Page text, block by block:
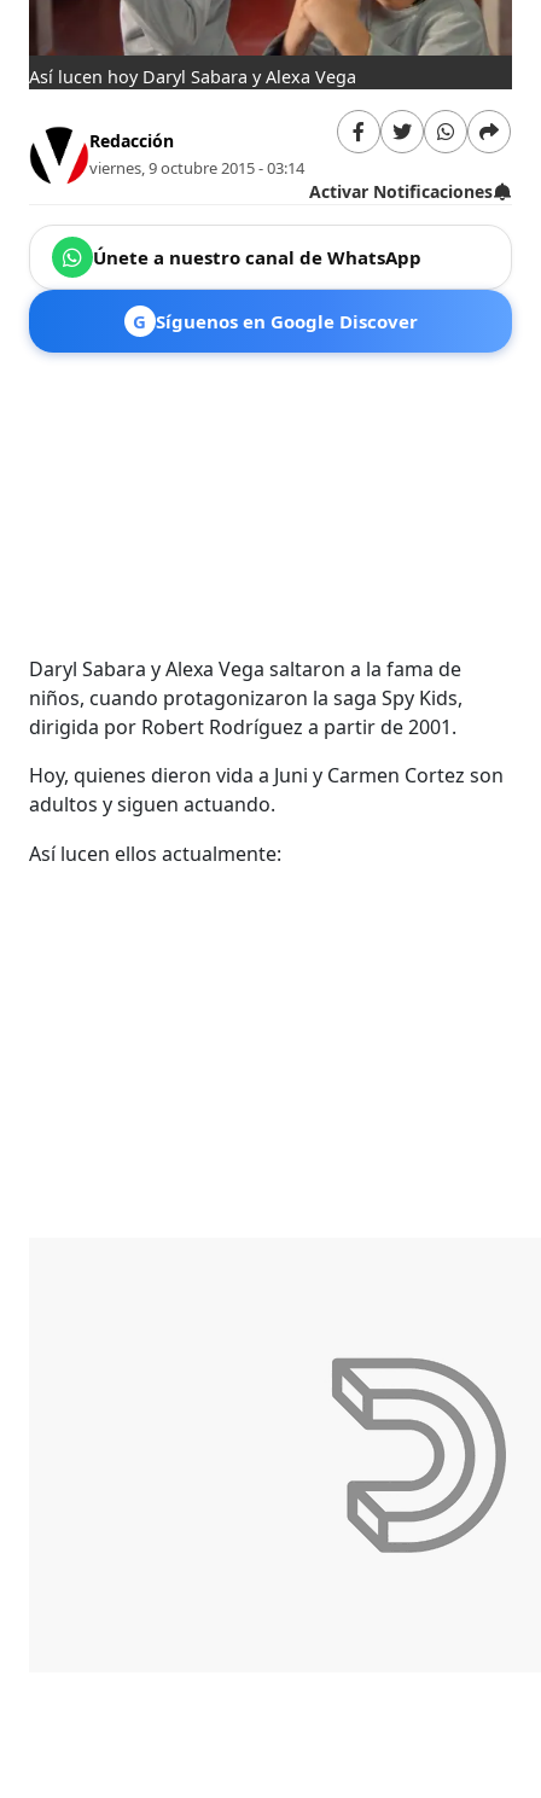
Así lucen hoy Daryl Sabara y Alexa Vega
Redacción
viernes, 9 octubre 2015 - 03:14
Activar Notificaciones
Únete a nuestro canal de WhatsApp
G Síguenos en Google Discover
Daryl Sabara y Alexa Vega saltaron a la fama de
niños, cuando protagonizaron la saga Spy Kids,
dirigida por Robert Rodríguez a partir de 2001.
Hoy, quienes dieron vida a Juni y Carmen Cortez son
adultos y siguen actuando.
Así lucen ellos actualmente: